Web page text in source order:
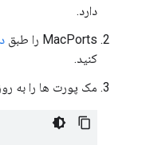
دارد.
MacPorts را طبق
کنید.
مک پورت ها را به